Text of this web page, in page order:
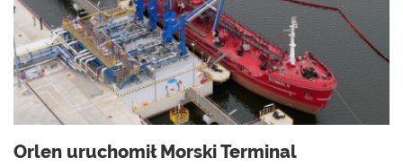
Orlen uruchomił Morski Terminal